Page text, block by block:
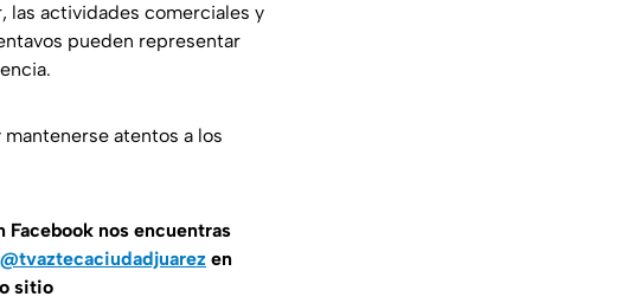
las actividades comerciales y
pueden representar
atentos a los
nos encuentras
@tvaztecaciudadjuarez en
sitio